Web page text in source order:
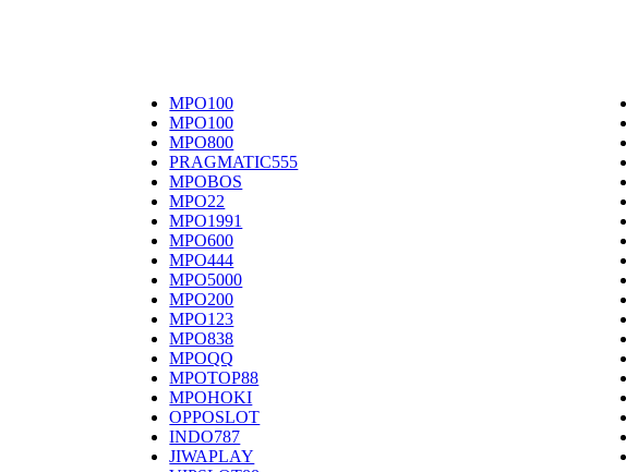
MPO100
MPO100
MPO800
PRAGMATIC555
MPOBOS
MPO22
MPO1991
MPO600
MPO444
MPO5000
MPO200
MPO123
MPO838
MPOQQ
MPOTOP88
MPOHOKI
OPPOSLOT
INDO787
JIWAPLAY